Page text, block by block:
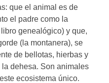
que el animal es de
el padre como la
genealógico) y que,
(la montanera), se
de bellotas, hierbas y
dehesa. Son animales
ecosistema único.